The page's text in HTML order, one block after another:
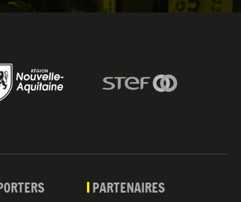
PARTENAIRES